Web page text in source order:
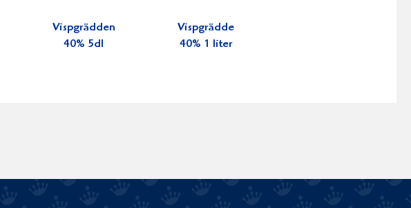
Vispgrädden
40% 5dl
Vispgrädde
40% 1 liter